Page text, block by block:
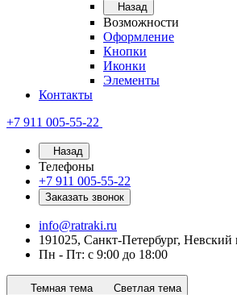
Назад
Возможности
Оформление
Кнопки
Иконки
Элементы
Контакты
+7 911 005-55-22
Назад
Телефоны
+7 911 005-55-22
Заказать звонок
info@ratraki.ru
191025, Санкт-Петербург, Невский
Пн - Пт: с 9:00 до 18:00
Темная тема Светлая тема